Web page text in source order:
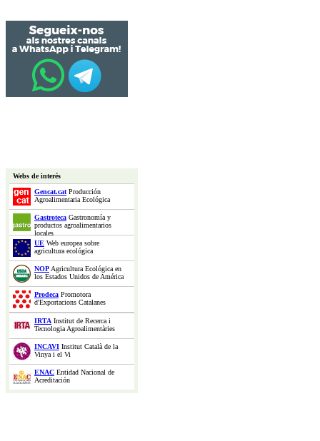
Webs de interés
Gencat.catProducción
Agroalimentaria Ecológica
Gastroteca Gastronomía y
productos agroalimentarios
locales
UE Web europea sobre
agricultura ecológica
NOPAgricultura Ecológica en
los Estados Unidos de América
Prodeca Promotora
d'Exportacions Catalanes
IRTA Institut de Recerca i
Tecnologia Agroalimentàries
INCAVI Institut Català de la
Vinya i el Vi
ENAC Entidad Nacional de
Acreditación